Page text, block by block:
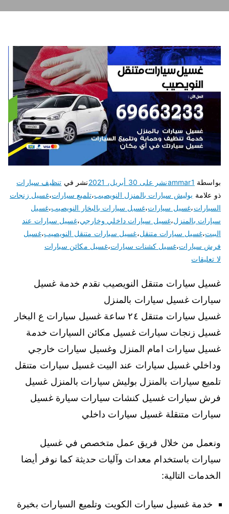
بواسطة ammar1نشر على 30 أبريل، 2021 نشر في تنظيف سيارات
ذو علامة بوليش سيارات بالمنزل النويصيب،تلميع سيارات،غسيل زنجات
السيارات،غسيل سيارات،غسيل سيارات بالبخار النويصيب،غسيل
سيارات بالمنزل،غسيل سيارات داخلي وخارجي،غسيل سيارات عند
البيت،غسيل سيارات متنقل،غسيل سيارات متنقل النويصيب،غسيل
فرش سيارات،غسيل كشنات سيارات،غسيل مكائن سيارات
لا تعليقات
غسيل سيارات متنقل النويصيب نقدم خدمة غسيل
سيارات غسيل سيارات بالمنزل
غسيل سيارات متنقل ٢٤ ساعة غسيل سيارات ع البخار
غسيل زنجات سيارات غسيل مكائن السيارات خدمة
غسيل سيارات امام المنزل وغسيل سيارات خارجي
وداخلي غسيل سيارات عند البيت غسيل سيارات متنقل
تلميع سيارات بالمنزل بوليش سيارات بالمنزل غسيل
فرش سيارات غسيل كنشات سيارات سيارة غسيل
سيارات متنقلة غسيل سيارات داخلي
ونعمل من خلال فريق عمل متخصص في غسيل
سيارات باستخدام معدات وآليات حديثة كما نوفر أيضا
الخدمات التالية:
خدمة غسيل سيارات الكويت وتلميع السيارات بخبرة